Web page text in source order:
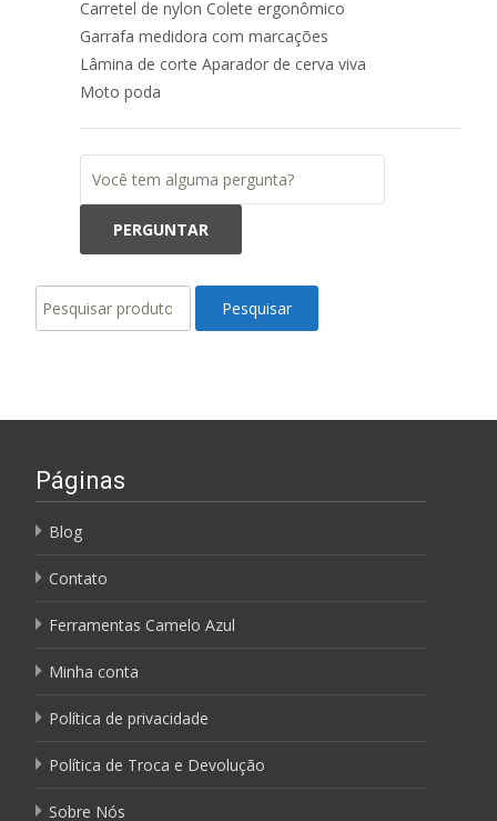
Carretel de nylon Colete ergonômico
Garrafa medidora com marcações
Lâmina de corte Aparador de cerva viva
Moto poda
por:
Pesquisar
Páginas
Blog
Contato
Ferramentas Camelo Azul
Minha conta
Política de privacidade
Política de Troca e Devolução
Sobre Nós